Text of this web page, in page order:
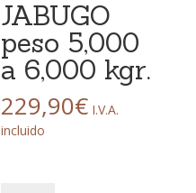
JABUGO
peso 5,000
a 6,000 kgr.
229,90€ I.V.A.
incluido